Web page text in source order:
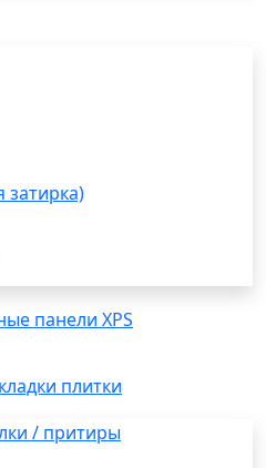
затирка)
панели XPS
плитки
/ притиры